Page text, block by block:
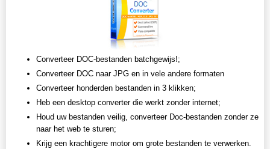
Converteer DOC-bestanden batchgewijs!;
Converteer DOC naar JPG en in vele andere formaten
Converteer honderden bestanden in 3 klikken;
Heb een desktop converter die werkt zonder internet;
Houd uw bestanden veilig, converteer Doc-bestanden zonder ze
naar het web te sturen;
Krijg een krachtigere motor om grote bestanden te verwerken.